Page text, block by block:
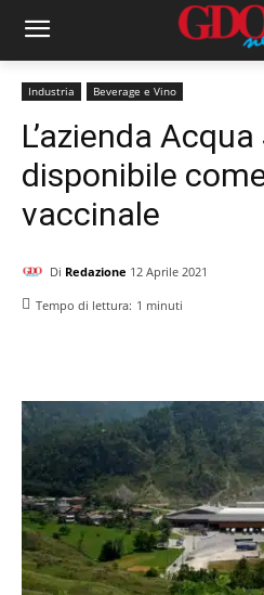
Industria Beverage e Vino
L’azienda
disponibile
vaccinale
Di Redazione 12 Aprile 2021
Tempo di lettura: 1 minuti